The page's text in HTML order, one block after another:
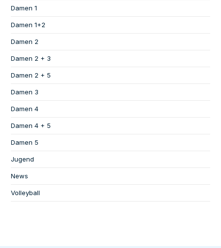
Damen 1
Damen 1+2
Damen 2
Damen 2 + 3
Damen 2 + 5
Damen 3
Damen 4
Damen 4 + 5
Damen 5
Jugend
News
Volleyball